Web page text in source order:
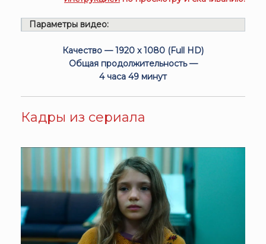
Параметры видео:
Качество — 1920 x 1080 (Full HD)
Общая продолжительность —
4 часа 49 минут
Кадры из сериала